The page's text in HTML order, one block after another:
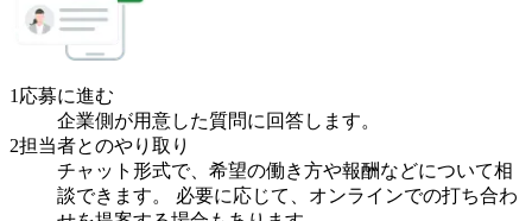
1 応募に進む
企業側が用意した質問に回答します。
2担当者とのやり取り
チャット形式で、希望の働き方や報酬などについて相
談できます。 必要に応じて、オンラインでの打ち合わ